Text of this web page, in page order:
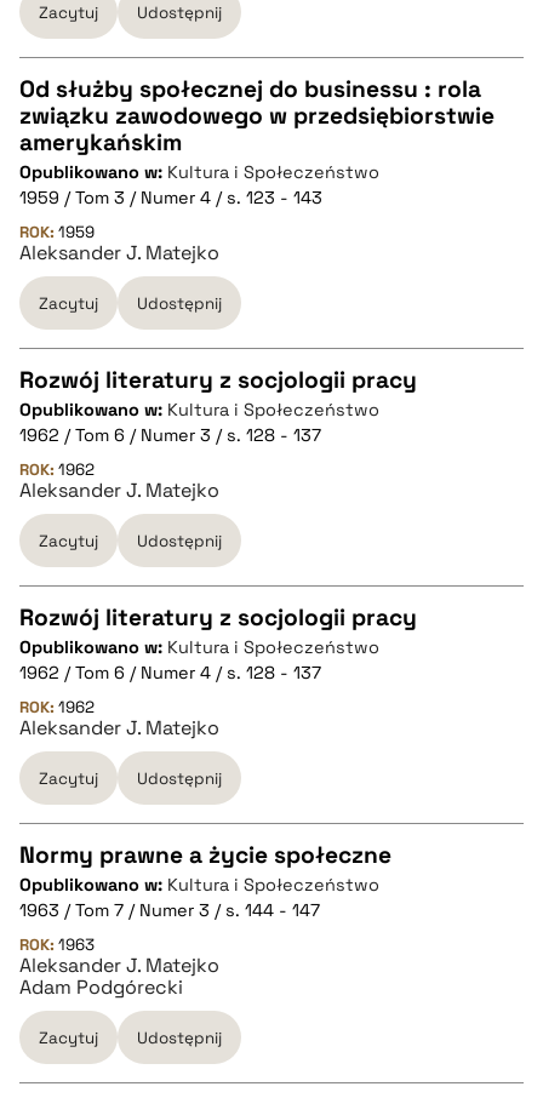
BIBTEX
pobierz cytat
Zacytuj Udostępnij
CZYSTY TEKST
pobierz cytat
BIBTEX
pobierz cytat
Od służby społecznej do businessu : rola
związku zawodowego w przedsiębiorstwie
amerykańskim
Opublikowano w: Kultura i Społeczeństwo
1959 / Tom 3 / Numer 4 / s. 123 - 143
ROK: 1959
Aleksander J. Matejko
Zacytuj Udostępnij
CZYSTY TEKST
pobierz cytat
BIBTEX
pobierz cytat
Rozwój literatury z socjologii pracy
Opublikowano w: Kultura i Społeczeństwo
1962 / Tom 6 / Numer 3 / s. 128 - 137
ROK: 1962
Aleksander J. Matejko
Zacytuj Udostępnij
CZYSTY TEKST
pobierz cytat
BIBTEX
pobierz cytat
Rozwój literatury z socjologii pracy
Opublikowano w: Kultura i Społeczeństwo
1962 / Tom 6 / Numer 4 / s. 128 - 137
ROK: 1962
Aleksander J. Matejko
Zacytuj Udostępnij
CZYSTY TEKST
pobierz cytat
BIBTEX
Normy prawne a życie społeczne
Opublikowano w: Kultura i Społeczeństwo
1963 / Tom 7 / Numer 3 / s. 144 - 147
ROK: 1963
Aleksander J. Matejko
Adam Podgórecki
Zacytuj Udostępnij